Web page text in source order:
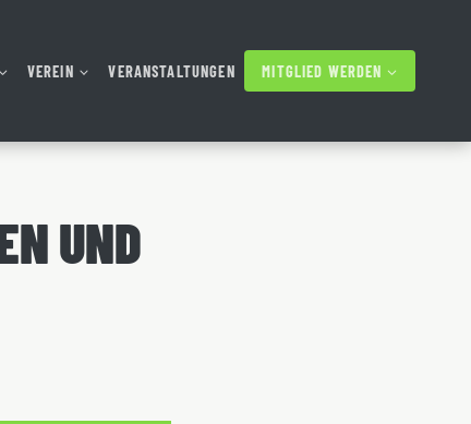
VEREIN VERANSTALTUNGEN MITGLIED WERDEN
UND